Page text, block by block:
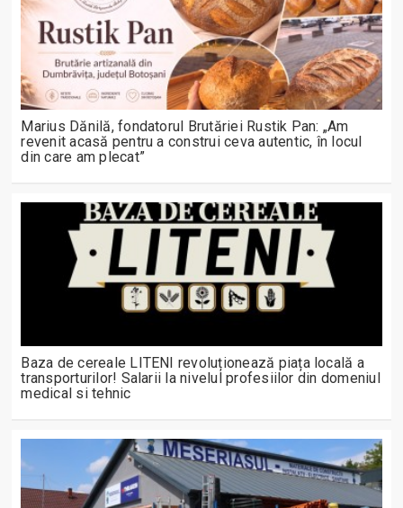
Marius Dănilă, fondatorul Brutăriei Rustik Pan: „Am
revenit acasă pentru a construi ceva autentic, în locul
din care am plecat”
Baza de cereale LITENI revoluționează piața locală a
transporturilor! Salarii la nivelul profesiilor din domeniul
medical si tehnic